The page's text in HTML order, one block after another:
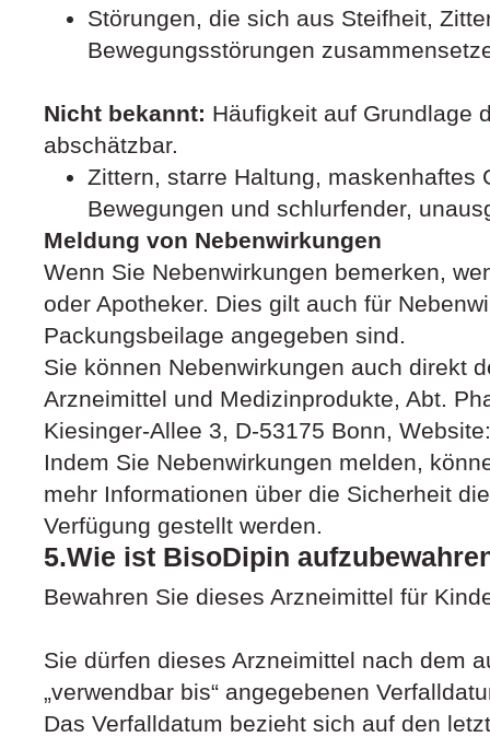
Störungen, die sich aus Steifheit,
Bewegungsstörungen
Nicht bekannt: Häufigkeit auf Grundlage
abschätzbar.
Zittern, starre Haltung, maskenhaftes
Bewegungen und schlurfender,
Meldung von Nebenwirkungen
Wenn Sie Nebenwirkungen bemerken,
oder Apotheker. Dies gilt auch für
Packungsbeilage angegeben sind.
Sie können Nebenwirkungen auch direkt
Arzneimittel und Medizinprodukte, Abt.
Kiesinger-Allee 3, D-53175 Bonn,
Indem Sie Nebenwirkungen melden,
mehr Informationen über die Sicherheit
Verfügung gestellt werden.
5.Wie ist BisoDipin
Bewahren Sie dieses Arzneimittel für
Sie dürfen dieses Arzneimittel nach dem
„verwendbar bis“ angegebenen
Das Verfalldatum bezieht sich auf den